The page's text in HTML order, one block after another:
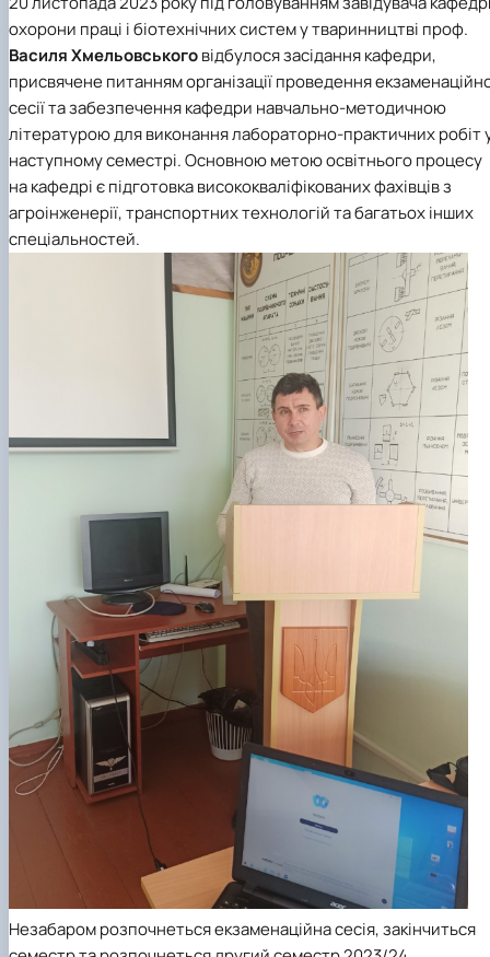
Науковий гурток «Охорона праці в харчових
технологіях»
охорони праці і біотехнічних систем у тваринництві проф.
Василя Хмельовськоговідбулося засідання кафедри,
присвячене питанням організації проведення
сесії та забезпечення кафедри навчально-методичною
літературою для виконання лабораторно-практичних робіт
наступному семестрі. Основною метою освітнього процесу
на кафедрі є підготовка висококваліфікованих фахівців з
агроінженерії, транспортних технологій та багатьох інших
спеціальностей.
Незабаром розпочнеться екзаменаційна сесія, закінчиться